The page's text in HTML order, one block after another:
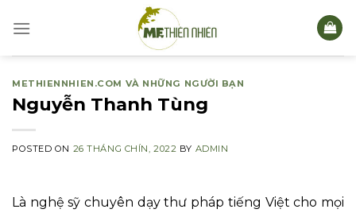
METHIENNHIEN.COM VÀ NHỮNG NGƯỜI BẠN
Nguyễn Thanh Tùng
POSTED ON 26 THÁNG CHÍN, 2022 BY ADMIN
Là nghệ sỹ chuyên dạy thư pháp tiếng Việt cho mọi